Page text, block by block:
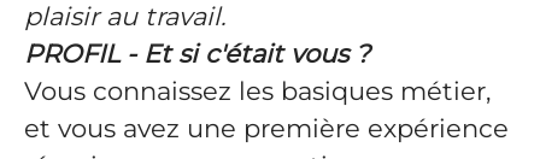
plaisir au travail.
PROFIL - Et si c'était vous ?
Vous connaissez les basiques métier,
et vous avez une première expérience